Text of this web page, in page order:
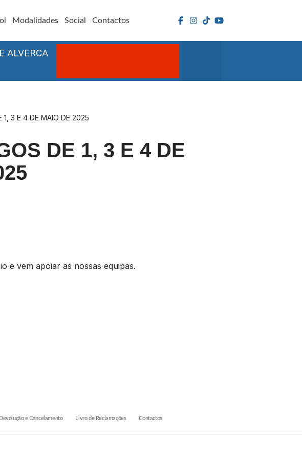
Modalidades Social Contactos
ALVERCA
1, 3 E 4 DE MAIO DE 2025
DE 1, 3 E 4 DE
e vem apoiar as nossas equipas.
e Cancelamento Livro de Reclamações Contactos